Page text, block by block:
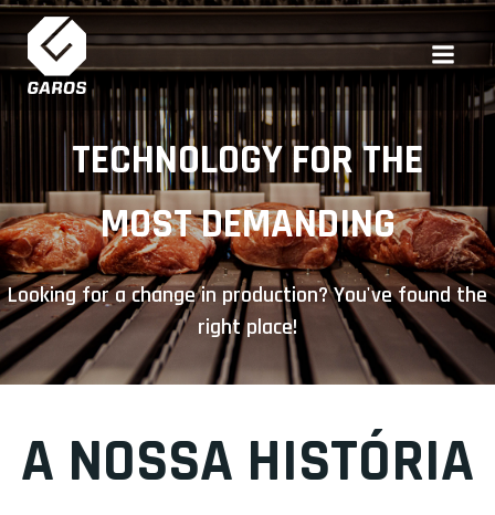
Skip
to
content
TECHNOLOGY FOR THE
MOST DEMANDING
Looking for a change in production? You've found the
right place!
A NOSSA HISTÓRIA